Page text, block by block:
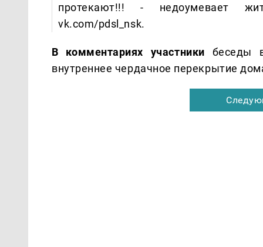
протекают!!! - недоумевает
vk.com/pdsl_nsk.
В комментариях участники беседы
внутреннее чердачное перекрытие